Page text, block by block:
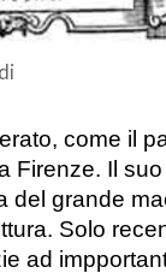
come il
Firenze. Il
del grande
Solo
ad